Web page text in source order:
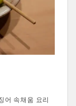
어 속채움 요리